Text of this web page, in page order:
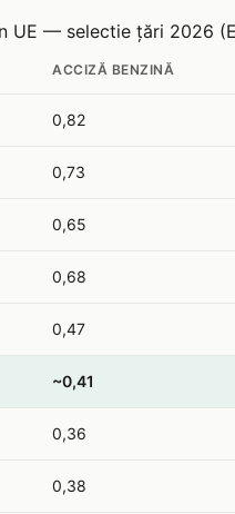
UE — selectie țări 2026
ACCIZĂ BENZINĂ
0,82
0,73
0,65
0,68
0,47
~0,41
0,36
0,38